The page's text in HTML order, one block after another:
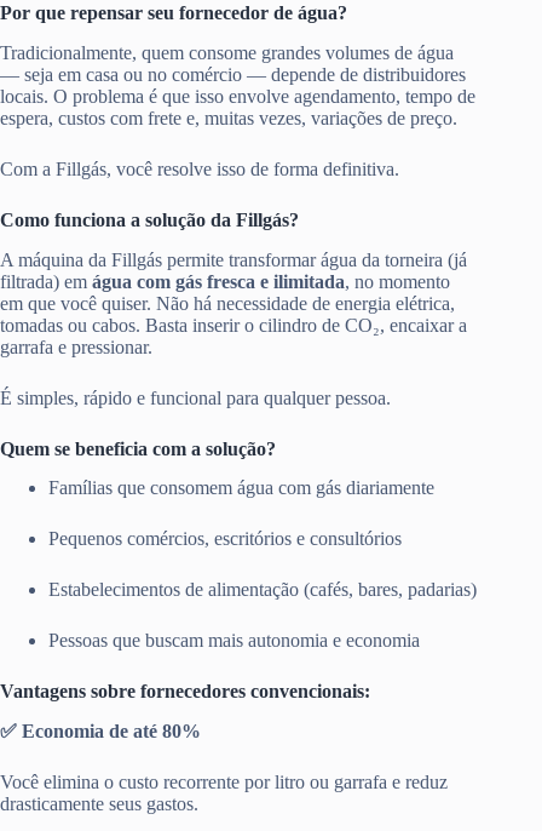
Por que repensar seu fornecedor de água?
Tradicionalmente, quem consome grandes volumes de água
— seja em casa ou no comércio — depende de distribuidores
locais. O problema é que isso envolve agendamento, tempo de
espera, custos com frete e, muitas vezes, variações de preço.
Com a Fillgás, você resolve isso de forma definitiva.
Como funciona a solução da Fillgás?
A máquina da Fillgás permite transformar água da torneira (já
filtrada) em água com gás fresca e ilimitada, no momento
em que você quiser. Não há necessidade de energia elétrica,
tomadas ou cabos. Basta inserir o cilindro de CO₂, encaixar a
garrafa e pressionar.
É simples, rápido e funcional para qualquer pessoa.
Quem se beneficia com a solução?
Famílias que consomem água com gás diariamente
Pequenos comércios, escritórios e consultórios
Estabelecimentos de alimentação (cafés, bares, padarias)
Pessoas que buscam mais autonomia e economia
Vantagens sobre fornecedores convencionais:
✅ Economia de até 80%
Você elimina o custo recorrente por litro ou garrafa e reduz
drasticamente seus gastos.